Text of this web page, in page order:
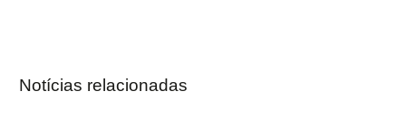
Notícias relacionadas